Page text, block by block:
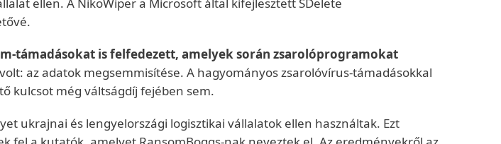
támadásokat is felfedezett, amelyek során zsarolóprogramokat
az adatok megsemmisítése. A hagyományos zsarolóvírus-támadásokkal
kulcsot még váltságdíj fejében sem.
ukrajnai és lengyelországi logisztikai vállalatok ellen használtak. Ezt